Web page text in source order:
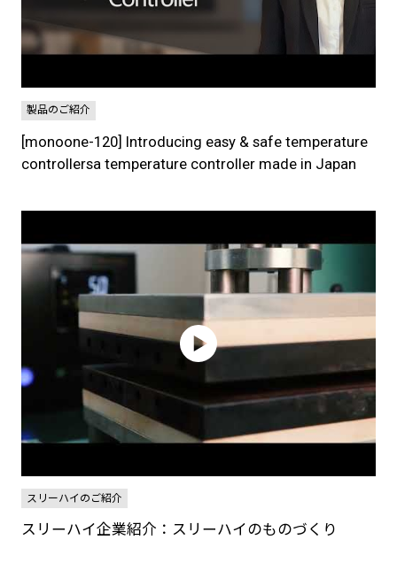
製品のご紹介
[monoone-120] Introducing easy & safe temperature
controllersa temperature controller made in Japan
スリーハイのご紹介
スリーハイ企業紹介：スリーハイのものづくり